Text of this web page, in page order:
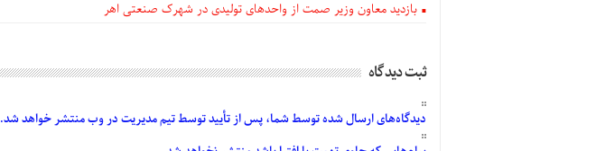
بازدید معاون وزیر صمت از واحدهای تولیدی در شهرک صنعتی اهر
ثبت دیدگاه
دیدگاه‌هایارسالشدهتوسط شما، پس از تأییدتوسط تیم مدیریت در وب منتشر خواهد شد.